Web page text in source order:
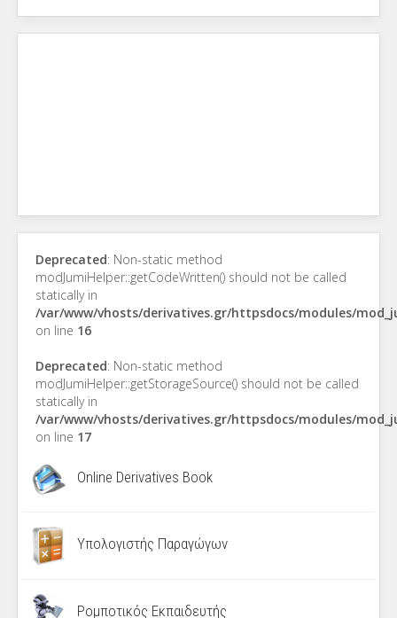
Deprecated: Non-static method
modJumiHelper::getCodeWritten() should not be called
statically in
/var/www/vhosts/derivatives.gr/httpsdocs/modules/
on line 16
Deprecated: Non-static method
modJumiHelper::getStorageSource() should not be called
statically in
/var/www/vhosts/derivatives.gr/httpsdocs/modules/
on line 17
Online Derivatives Book
Υπολογιστής Παραγώγων
Ρομποτικός Εκπαιδευτής